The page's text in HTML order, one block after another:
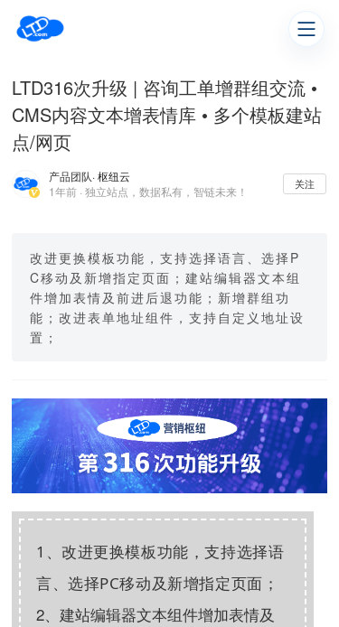
LTD316次升级 | 咨询工单增群组交流 •
CMS内容文本增表情库 • 多个模板建站
点/网页
产品团队· 枢纽云
1年前 · 独立站点，数据私有，智链未来！
关注
改进更换模板功能，支持选择语言、选择P
C移动及新增指定页面；建站编辑器文本组
件增加表情及前进后退功能；新增群组功
能；改进表单地址组件，支持自定义地址设
置；
1、改进更换模板功能，支持选择语
言、选择PC移动及新增指定页面；
2、建站编辑器文本组件增加表情及